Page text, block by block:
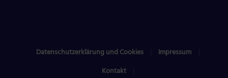
Datenschutzerklärung und Cookies
Impressum
Kontakt